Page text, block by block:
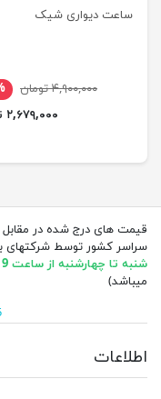
ساعت دیواری شیک
۴,۹۰۰,۰۰۰ تومان
۲,۶۷۹,۰۰۰ تومان
قیمت های درج شده در مقابل
سراسر کشور توسط شرکتهای
شنبه تا چهارشنبه از ساعت 9 الی 17
میباشد)
اطلاعات